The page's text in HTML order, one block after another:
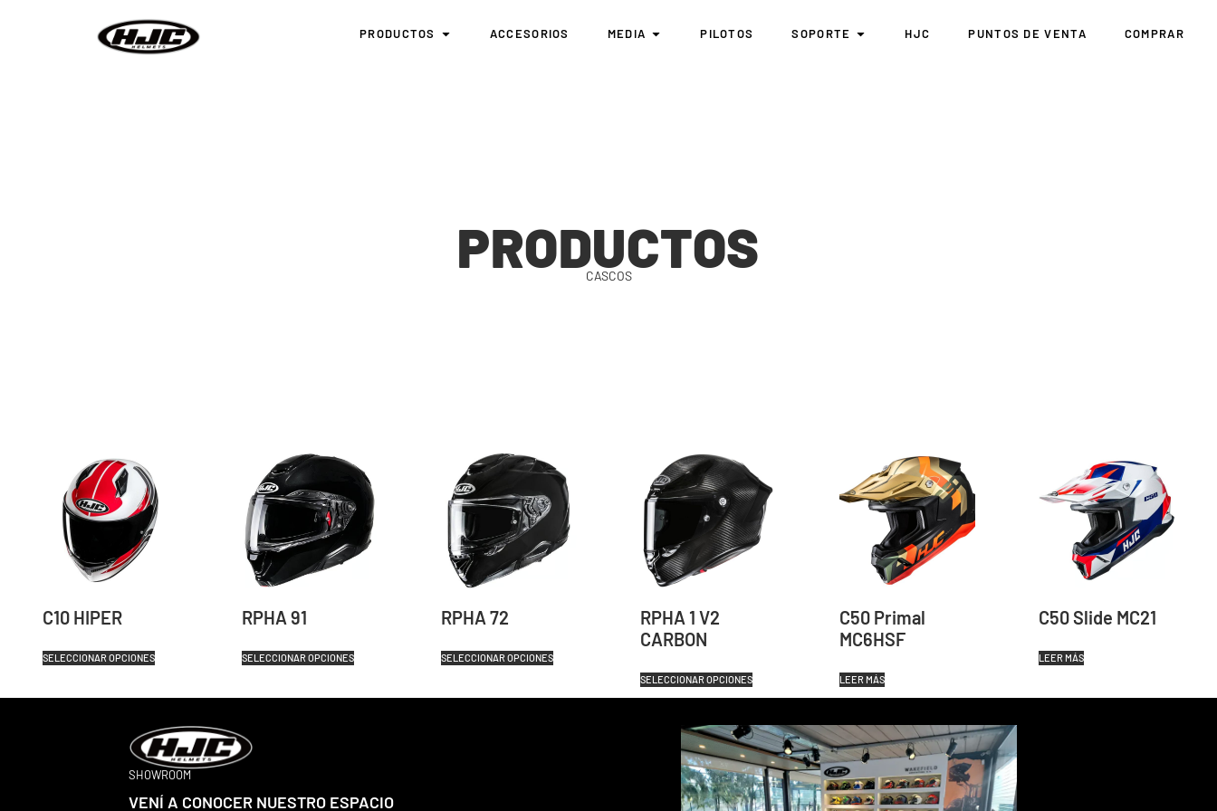
PRODUCTOS ACCESORIOS MEDIA PILOTOS SOPORTE HJC PUNTOS DE VENTA COMPRAR
PRODUCTOS
CASCOS
C10 HIPER
SELECCIONAR OPCIONES
RPHA 91
SELECCIONAR OPCIONES
RPHA 72
SELECCIONAR OPCIONES
RPHA 1 V2
CARBON
SELECCIONAR OPCIONES
C50 Primal
MC6HSF
LEER MÁS
C50 Slide MC21
LEER MÁS
SHOWROOM
VENÍ A CONOCER NUESTRO ESPACIO